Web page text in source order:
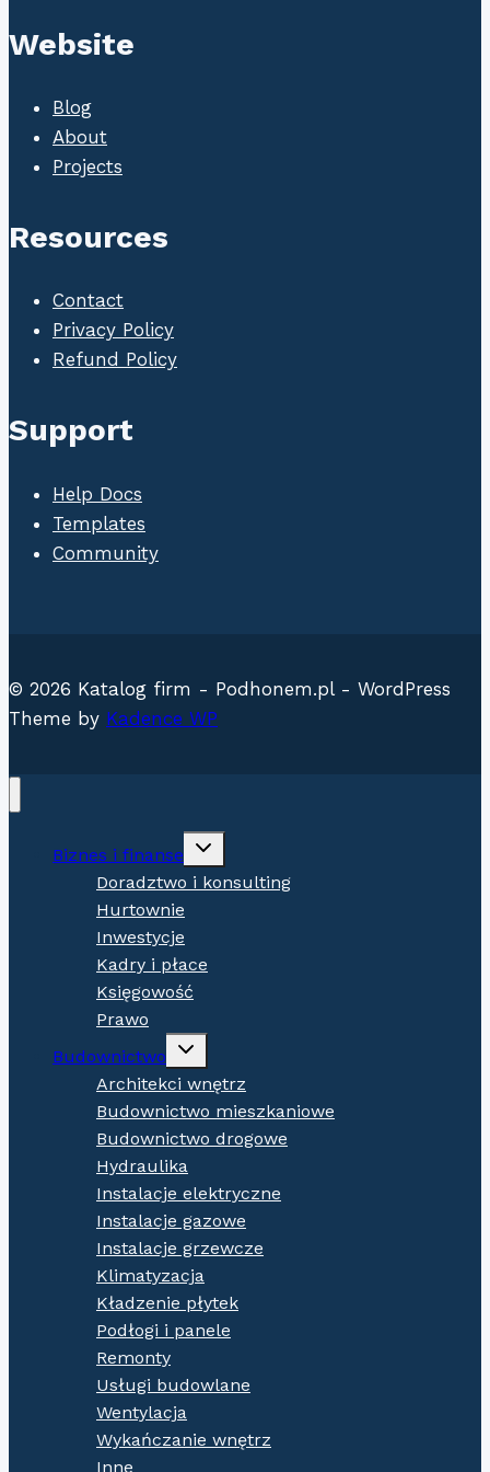
Website
Blog
About
Projects
Resources
Contact
Privacy Policy
Refund Policy
Support
Help Docs
Templates
Community
© 2026 Katalog firm - Podhonem.pl - WordPress
Theme by Kadence WP
Biznes i finanse
Expand
menu
Doradztwo i konsulting
Hurtownie
Inwestycje
Kadry i płace
Księgowość
Prawo
Budownictwo
Expand
menu
Architekci wnętrz
Budownictwo mieszkaniowe
Budownictwo drogowe
Hydraulika
Instalacje elektryczne
Instalacje gazowe
Instalacje grzewcze
Klimatyzacja
Kładzenie płytek
Podłogi i panele
Remonty
Usługi budowlane
Wentylacja
Wykańczanie wnętrz
Inne